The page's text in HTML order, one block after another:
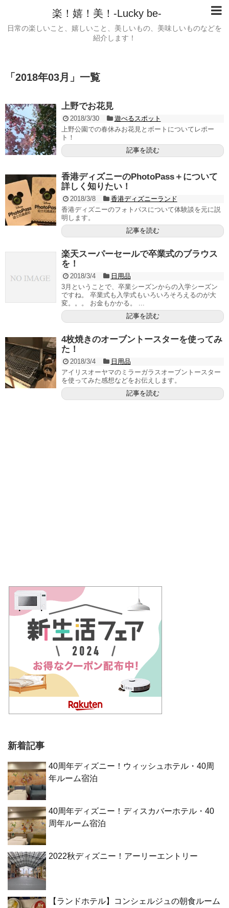
楽！嬉！美！-Lucky be-
日常の楽しいこと、嬉しいこと、美しいもの、美味しいものなどを
紹介します！
「 2018年03月 」 一覧
上野でお花見
2018/3/30
遊べるスポット
上野公園での春休みお花見とボートについてレポー
ト！
記事を読む
香港ディズニーのPhotoPass＋について
詳しく知りたい！
2018/3/8
香港ディズニーランド
香港ディズニーのフォトパスについて体験談を元に説
明します。
記事を読む
楽天スーパーセールで卒業式のブラウス
を！
2018/3/4
日用品
3月ということで、卒業シーズンからの入学シーズン
ですね。 卒業式も入学式もいろいろそろえるのが大
変。。。 お金もかかる。 ...
記事を読む
4枚焼きのオーブントースターを使ってみ
た！
2018/3/4
日用品
アイリスオーヤマのミラーガラスオーブントースター
を使ってみた感想などをお伝えします。
記事を読む
新着記事
40周年ディズニー！ウィッシュホテル・40周
年ルーム宿泊
40周年ディズニー！ディスカバーホテル・40
周年ルーム宿泊
2022秋ディズニー！アーリーエントリー
【ランドホテル】コンシェルジュの朝食ルーム